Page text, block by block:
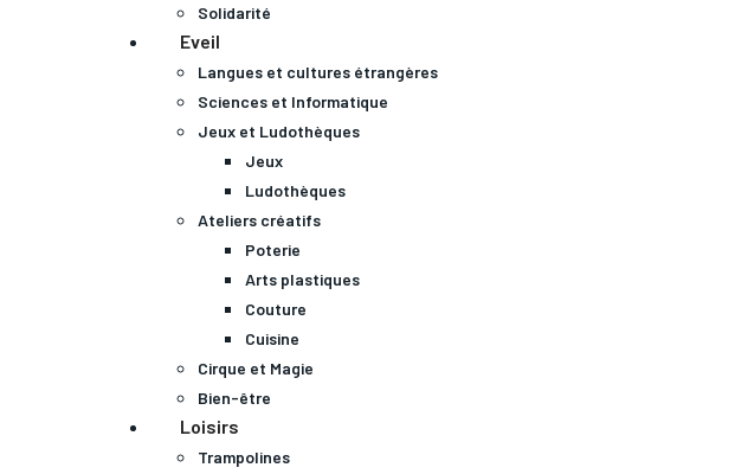
Solidarité
Eveil
Langues et cultures étrangères
Sciences et Informatique
Jeux et Ludothèques
Jeux
Ludothèques
Ateliers créatifs
Poterie
Arts plastiques
Couture
Cuisine
Cirque et Magie
Bien-être
Loisirs
Trampolines